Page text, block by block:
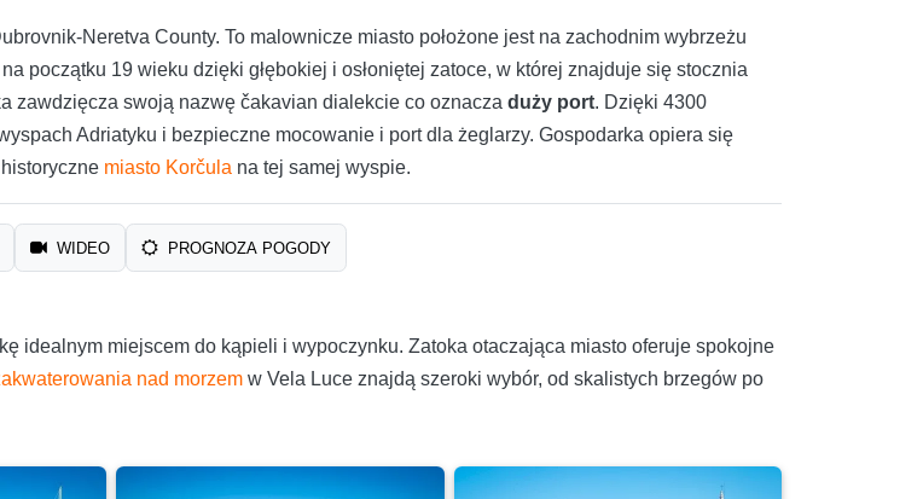
Neretva County. To malownicze miasto położone jest na zachodnim wybrzeżu
początku 19 wieku dzięki głębokiej i osłoniętej zatoce, w której znajduje się stocznia
zawdzięcza swoją nazwę čakavian dialekcie co oznacza duży port. Dzięki 4300
Adriatyku i bezpieczne mocowanie i port dla żeglarzy. Gospodarka opiera się
miasto Korčula na tej samej wyspie.
WIDEO PROGNOZA POGODY
idealnym miejscem do kąpieli i wypoczynku. Zatoka otaczająca miasto oferuje spokojne
nad morzem w Vela Luce znajdą szeroki wybór, od skalistych brzegów po